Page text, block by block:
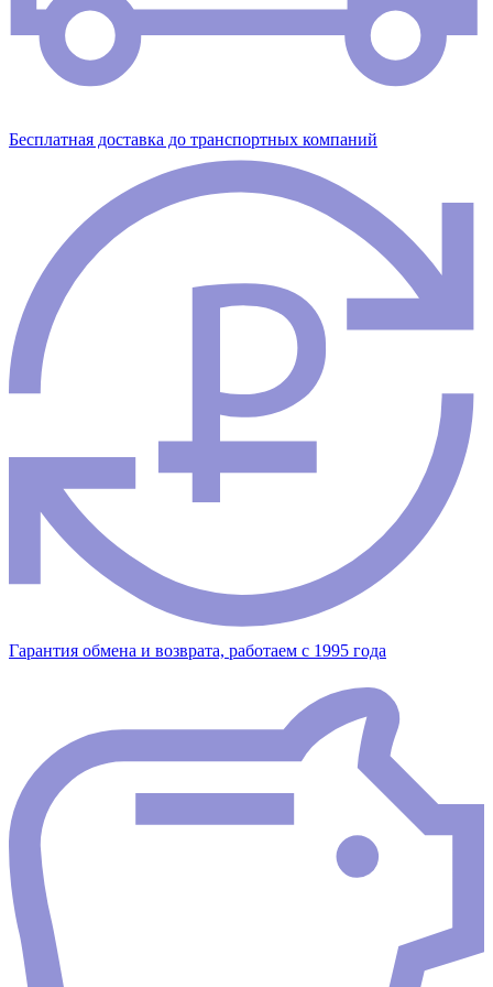
Бесплатная доставка до транспортных компаний
Гарантия обмена и возврата, работаем с 1995 года